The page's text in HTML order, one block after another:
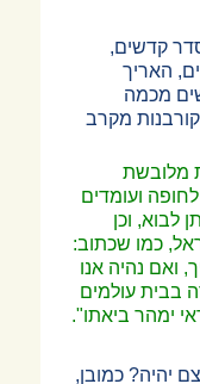
קדשים,
האריך
מכמה
מקרב
מלובשת
ועומדים
לבוא, וכן
כמו שכתוב:
ואם נהיה אנו
בבית עולמים
ימהר ביאתו".
יהיה? כמובן,